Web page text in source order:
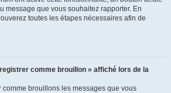
message que vous souhaitez rapporter. En
toutes les étapes nécessaires afin de
comme brouillon » affiché lors de la
comme brouillons les messages que vous